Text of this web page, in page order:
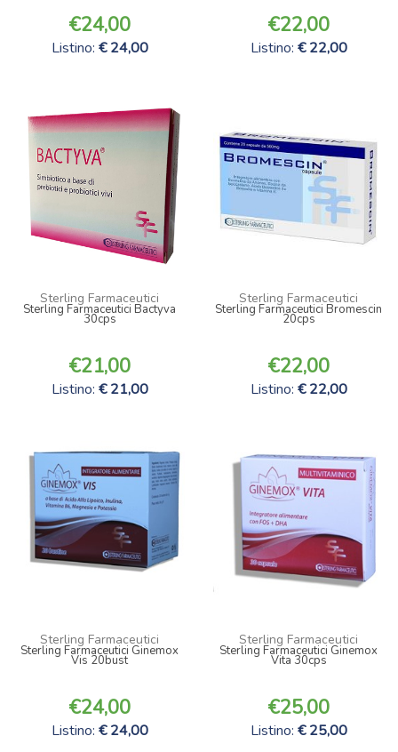
24,00
Listino: 24,00
22,00
Listino: 22,00
Sterling Farmaceutici
Sterling Farmaceutici Bactyva
30cps
21,00
Listino: 21,00
Sterling Farmaceutici
Sterling Farmaceutici Bromescin
20cps
22,00
Listino: 22,00
Sterling Farmaceutici
Sterling Farmaceutici Ginemox
Vis 20bust
24,00
Listino: 24,00
Sterling Farmaceutici
Sterling Farmaceutici Ginemox
Vita 30cps
25,00
Listino: 25,00